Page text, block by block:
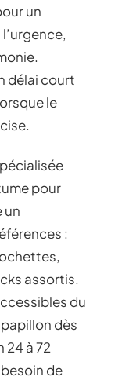
un
délai court
le
pour
un
:
assortis.
du
dès
24 à 72
de